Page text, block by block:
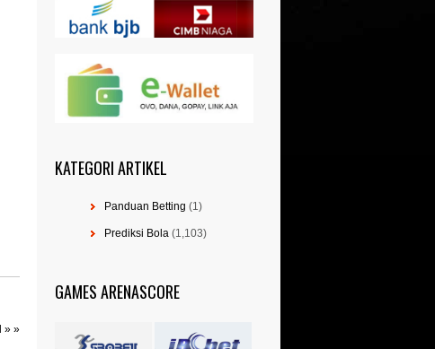
» »
KATEGORI ARTIKEL
Panduan Betting (1)
Prediksi Bola (1,103)
GAMES ARENASCORE